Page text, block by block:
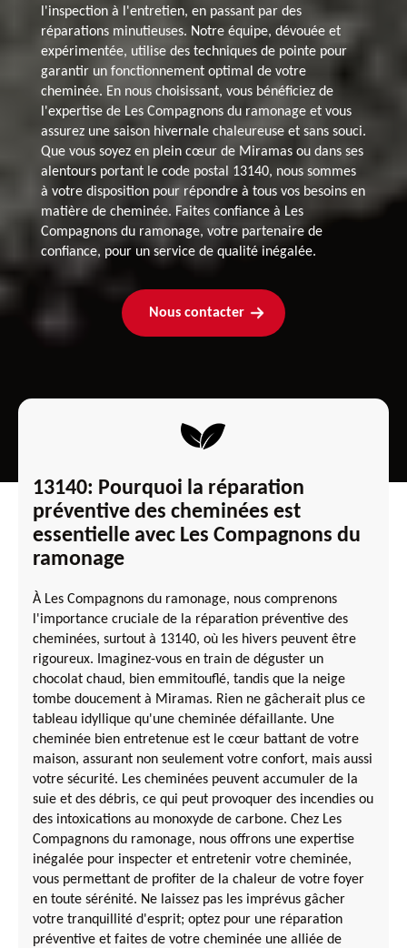
l'inspection à l'entretien, en passant par des
réparations minutieuses. Notre équipe, dévouée et
expérimentée, utilise des techniques de pointe pour
garantir un fonctionnement optimal de votre
cheminée. En nous choisissant, vous bénéficiez de
l'expertise de Les Compagnons du ramonage et vous
assurez une saison hivernale chaleureuse et sans souci.
Que vous soyez en plein cœur de Miramas ou dans ses
alentours portant le code postal 13140, nous sommes
à votre disposition pour répondre à tous vos besoins en
matière de cheminée. Faites confiance à Les
Compagnons du ramonage, votre partenaire de
confiance, pour un service de qualité inégalée.
Nous contacter
13140: Pourquoi la réparation
préventive des cheminées est
essentielle avec Les Compagnons du
ramonage
À Les Compagnons du ramonage, nous comprenons
l'importance cruciale de la réparation préventive des
cheminées, surtout à 13140, où les hivers peuvent être
rigoureux. Imaginez-vous en train de déguster un
chocolat chaud, bien emmitouflé, tandis que la neige
tombe doucement à Miramas. Rien ne gâcherait plus ce
tableau idyllique qu'une cheminée défaillante. Une
cheminée bien entretenue est le cœur battant de votre
maison, assurant non seulement votre confort, mais aussi
votre sécurité. Les cheminées peuvent accumuler de la
suie et des débris, ce qui peut provoquer des incendies ou
des intoxications au monoxyde de carbone. Chez Les
Compagnons du ramonage, nous offrons une expertise
inégalée pour inspecter et entretenir votre cheminée,
vous permettant de profiter de la chaleur de votre foyer
en toute sérénité. Ne laissez pas les imprévus gâcher
votre tranquillité d'esprit; optez pour une réparation
préventive et faites de votre cheminée une alliée de